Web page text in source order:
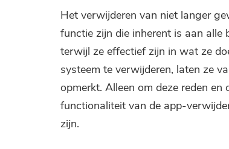
Het verwijderen van niet langer
functie zijn die inherent is aan alle
terwijl ze effectief zijn in wat ze
systeem te verwijderen, laten ze
opmerkt. Alleen om deze reden
functionaliteit van de app-
zijn.